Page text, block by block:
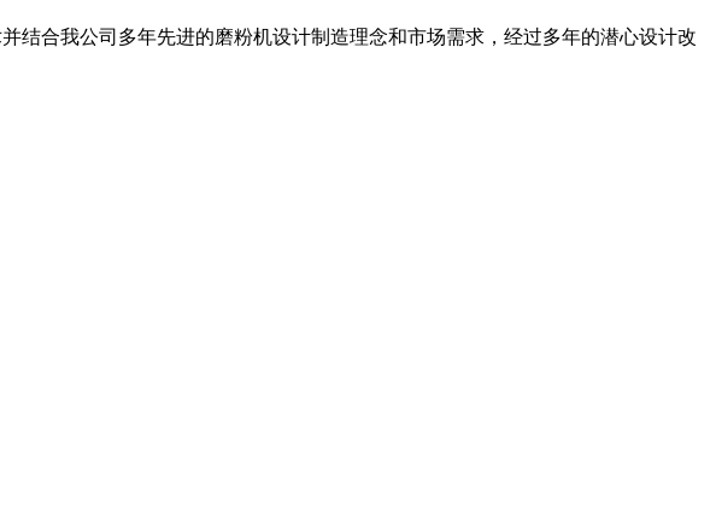
结合我公司多年先进的磨粉机设计制造理念和市场需求，经过多年的潜心设计改